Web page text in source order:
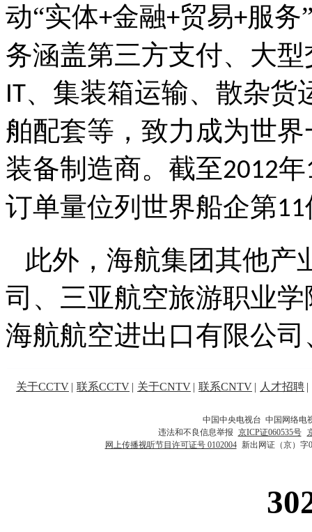
动“实体+金融+贸易+服务
务涵盖第三方支付、大
IT、集装箱运输、散杂货
舶配套等，致力成为世
装备制造商。截至2012年
订单量位列世界船企第11
此外，海航集团其他产
司、三亚航空旅游职业
海航航空进出口有限公
关于CCTV | 联系CCTV | 关于CNTV | 联系CNTV | 人才招聘 |
中国中央电视台 中国网络电
违法和不良信息举报 京ICP证060535号
网上传播视听节目许可证号 0102004 新出网证（京）